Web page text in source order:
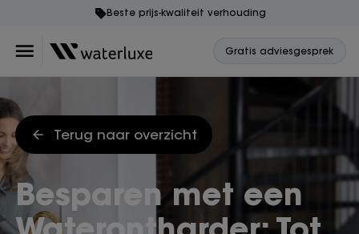
Beste prijs-kwaliteit verhouding
Gratis adviesgesprek
Terug naar overzicht
Besparen met een